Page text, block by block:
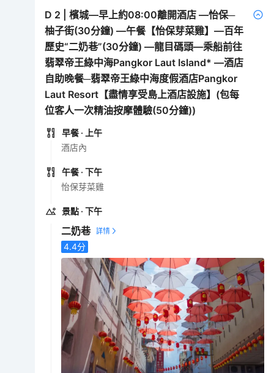
D 2 |檳城—早上約08:00離開酒店 —怡保─
柚子街(30分鐘) —午餐【怡保芽菜雞】—百年
歷史“二奶巷”(30分鐘) —龍目碼頭—乘船前往
翡翠帝王綠中海Pangkor Laut Island* —酒店
自助晚餐─翡翠帝王綠中海度假酒店Pangkor
Laut Resort【盡情享受島上酒店設施】(包每
位客人一次精油按摩體驗(50分鐘))
早餐 · 上午
酒店內
午餐 · 下午
怡保芽菜雞
景點 · 下午
二奶巷
4.4分